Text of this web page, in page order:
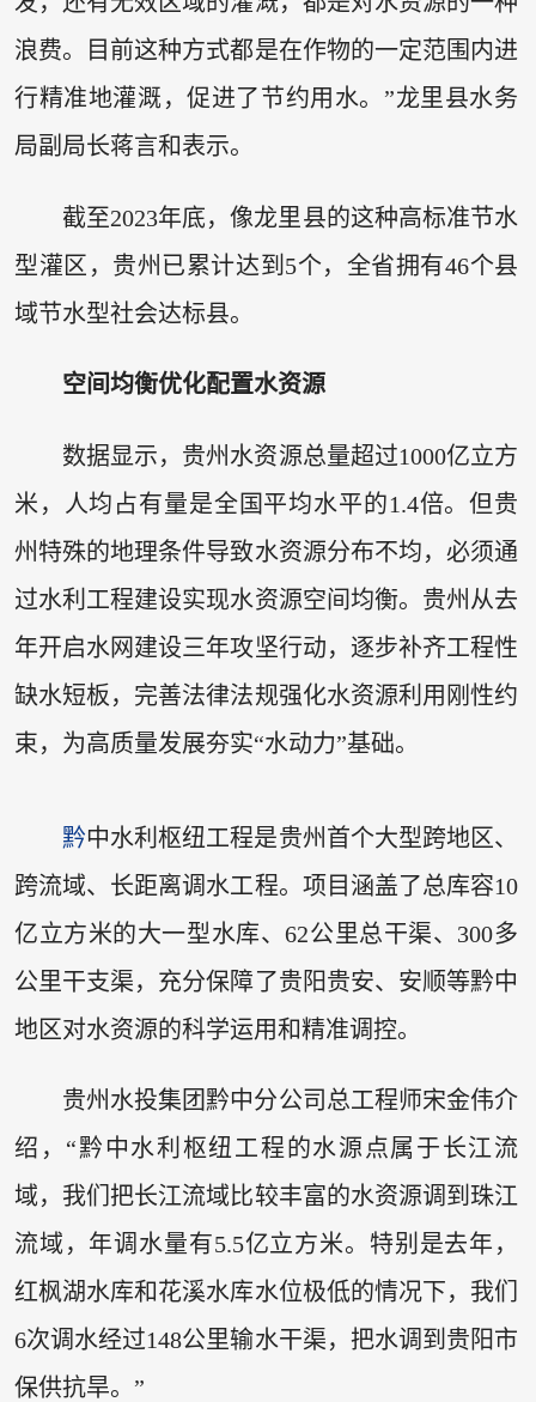
浪费。目前这种方式都是在作物的一定范围内进
行精准地灌溉，促进了节约用水。”龙里县水务
局副局长蒋言和表示。
截至2023年底，像龙里县的这种高标准节水
型灌区，贵州已累计达到5个，全省拥有46个县
域节水型社会达标县。
空间均衡优化配置水资源
数据显示，贵州水资源总量超过1000亿立方
米，人均占有量是全国平均水平的1.4倍。但贵
州特殊的地理条件导致水资源分布不均，必须通
过水利工程建设实现水资源空间均衡。贵州从去
年开启水网建设三年攻坚行动，逐步补齐工程性
缺水短板，完善法律法规强化水资源利用刚性约
束，为高质量发展夯实“水动力”基础。
黔中水利枢纽工程是贵州首个大型跨地区、
跨流域、长距离调水工程。项目涵盖了总库容10
亿立方米的大一型水库、62公里总干渠、300多
公里干支渠，充分保障了贵阳贵安、安顺等黔中
地区对水资源的科学运用和精准调控。
贵州水投集团黔中分公司总工程师宋金伟介
绍，“黔中水利枢纽工程的水源点属于长江流
域，我们把长江流域比较丰富的水资源调到珠江
流域，年调水量有5.5亿立方米。特别是去年，
红枫湖水库和花溪水库水位极低的情况下，我们
6次调水经过148公里输水干渠，把水调到贵阳市
保供抗旱。”